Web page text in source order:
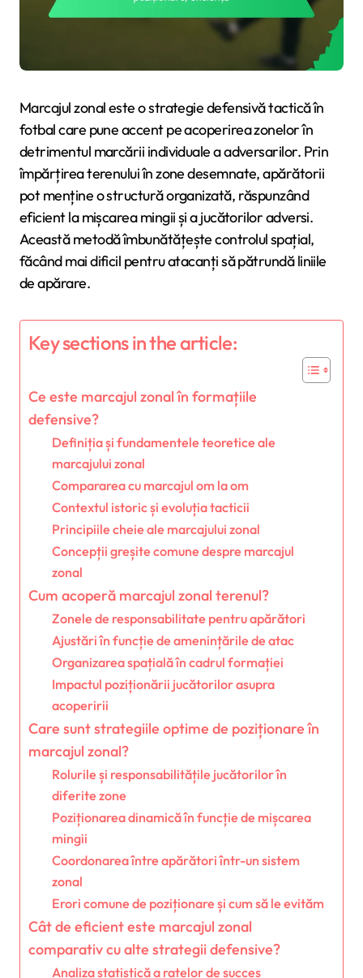
Marcajul zonal este o strategie defensivă tactică în
fotbal care pune accent pe acoperirea zonelor în
detrimentul marcării individuale a adversarilor. Prin
împărțirea terenului în zone desemnate, apărătorii
pot menține o structură organizată, răspunzând
eficient la mișcarea mingii și a jucătorilor adversi.
Această metodă îmbunătățește controlul spațial,
făcând mai dificil pentru atacanți să pătrundă liniile
de apărare.
Key sections in the article:
Ce este marcajul zonal în formațiile
defensive?
Definiția și fundamentele teoretice ale
marcajului zonal
Compararea cu marcajul om la om
Contextul istoric și evoluția tacticii
Principiile cheie ale marcajului zonal
Concepții greșite comune despre marcajul
zonal
Cum acoperă marcajul zonal terenul?
Zonele de responsabilitate pentru apărători
Ajustări în funcție de amenințările de atac
Organizarea spațială în cadrul formației
Impactul poziționării jucătorilor asupra
acoperirii
Care sunt strategiile optime de poziționare în
marcajul zonal?
Rolurile și responsabilitățile jucătorilor în
diferite zone
Poziționarea dinamică în funcție de mișcarea
mingii
Coordonarea între apărători într-un sistem
zonal
Erori comune de poziționare și cum să le evităm
Cât de eficient este marcajul zonal
comparativ cu alte strategii defensive?
Analiza statistică a ratelor de succes